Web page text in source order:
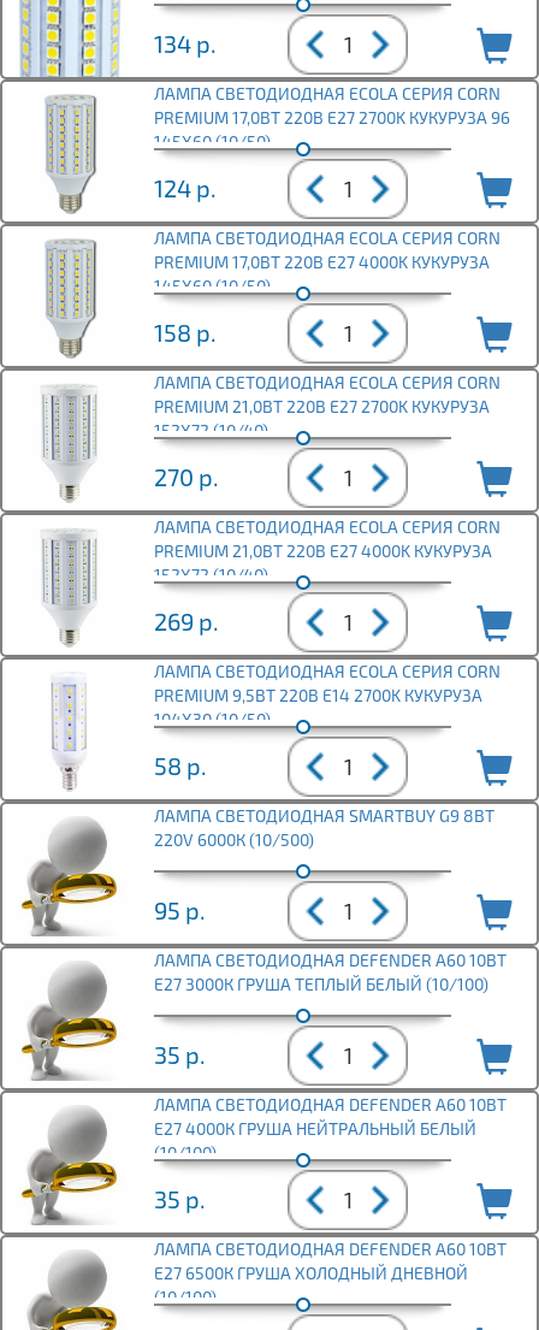
134 р.
ЛАМПА СВЕТОДИОДНАЯ ECOLA СЕРИЯ CORN
PREMIUM 17,0ВТ 220В E27 2700K КУКУРУЗА 96
145X60 (10/50)
124 р.
ЛАМПА СВЕТОДИОДНАЯ ECOLA СЕРИЯ CORN
PREMIUM 17,0ВТ 220В E27 4000K КУКУРУЗА
145X60 (10/50)
158 р.
ЛАМПА СВЕТОДИОДНАЯ ECOLA СЕРИЯ CORN
PREMIUM 21,0ВТ 220В E27 2700K КУКУРУЗА
152X72 (10/40)
270 р.
ЛАМПА СВЕТОДИОДНАЯ ECOLA СЕРИЯ CORN
PREMIUM 21,0ВТ 220В E27 4000K КУКУРУЗА
152X72 (10/40)
269 р.
ЛАМПА СВЕТОДИОДНАЯ ECOLA СЕРИЯ CORN
PREMIUM 9,5ВТ 220В E14 2700K КУКУРУЗА
104X30 (10/50)
58 р.
ЛАМПА СВЕТОДИОДНАЯ SMARTBUY G9 8ВТ
220V 6000К (10/500)
95 р.
ЛАМПА СВЕТОДИОДНАЯ DEFENDER A60 10ВТ
E27 3000К ГРУША ТЕПЛЫЙ БЕЛЫЙ (10/100)
35 р.
ЛАМПА СВЕТОДИОДНАЯ DEFENDER A60 10ВТ
E27 4000К ГРУША НЕЙТРАЛЬНЫЙ БЕЛЫЙ
(10/100)
35 р.
ЛАМПА СВЕТОДИОДНАЯ DEFENDER A60 10ВТ
E27 6500К ГРУША ХОЛОДНЫЙ ДНЕВНОЙ
(10/100)